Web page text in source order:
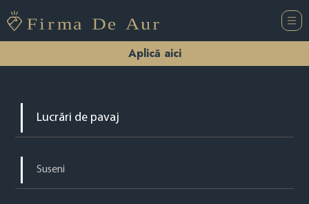
Aplică aici